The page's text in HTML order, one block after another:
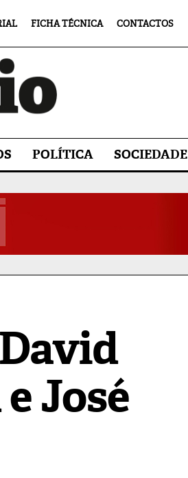
FICHA TÉCNICA CONTACTOS
POLÍTICA SOCIEDADE
José